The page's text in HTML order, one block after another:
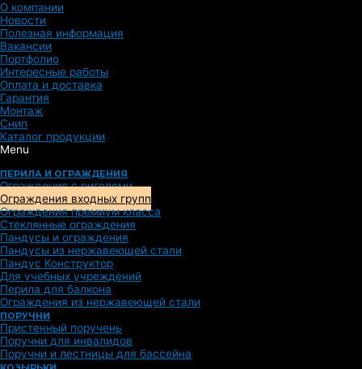
О компании
Новости
Полезная информация
Вакансии
Портфолио
Интересные работы
Оплата и доставка
Гарантия
Монтаж
Снип
Каталог продукции
Menu
ПЕРИЛА И ОГРАЖДЕНИЯ
Ограждения с ригелями
Ограждения входных групп
Ограждения премиум класса
Стеклянные ограждения
Пандусы и ограждения
Пандусы из нержавеющей стали
Пандус Конструктор
Для учебных учреждений
Перила для балкона
Ограждения из нержавеющей стали
ПОРУЧНИ
Пристенный поручень
Поручни для инвалидов
Поручни и лестницы для бассейна